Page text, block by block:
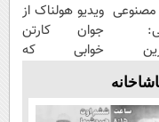
اروپا،
|
قسطی
ویدیو هولناک از
جوان کارتن
خوابی که